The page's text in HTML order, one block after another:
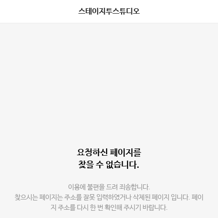
스테이지투스튜디오
요청하신 페이지를
찾을 수 없습니다.
이용에 불편을 드려 죄송합니다.
찾으시는 페이지는 주소를 잘못 입력하였거나 삭제된 페이지 입니다. 페이
지 주소를 다시 한 번 확인해 주시기 바랍니다.